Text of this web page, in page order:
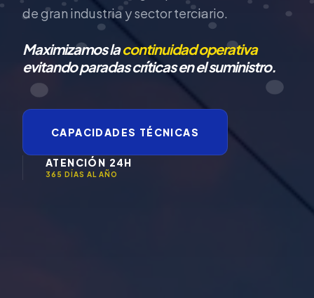
de gran industria y sector terciario.
Maximizamos lacontinuidad operativa
evitando paradas críticas en el suministro.
CAPACIDADES TÉCNICAS
ATENCIÓN 24H
365 DÍAS AL AÑO